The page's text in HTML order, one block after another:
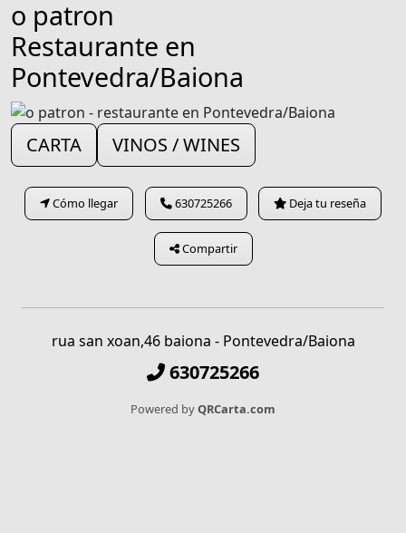
o patron
Restaurante en
Pontevedra/Baiona
CARTA VINOS / WINES
Cómo llegar 630725266 Deja tu reseña
Compartir
rua san xoan,46 baiona - Pontevedra/Baiona
630725266
Powered byQRCarta.com